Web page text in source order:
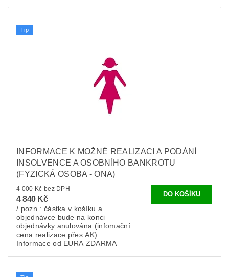
Tip
INFORMACE K MOŽNÉ REALIZACI A PODÁNÍ
INSOLVENCE A OSOBNÍHO BANKROTU
(FYZICKÁ OSOBA - ONA)
4 000 Kč bez DPH
4 840 Kč
/ pozn.: částka v košíku a
objednávce bude na konci
objednávky anulována (infomační
cena realizace přes AK).
Informace od EURA ZDARMA